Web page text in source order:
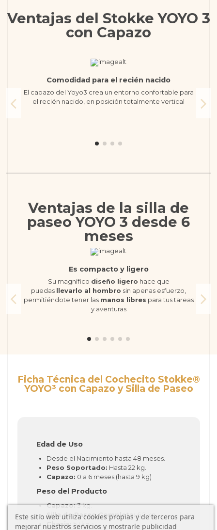
Ventajas del Stokke YOYO 3
con Capazo
Comodidad para el recién nacido
El capazo del Yoyo3 crea un entorno confortable para
el recién nacido, en posición totalmente vertical
Ventajas de la silla de
paseo YOYO 3 desde 6
meses
Es compacto y ligero
Su magnífico diseño ligero hace que
puedas llevarlo al hombro sin apenas esfuerzo,
permitiéndote tener las manos libres para tus tareas
y aventuras
Ficha Técnica del Cochecito Stokke®
YOYO³ con Capazo y Silla de Paseo
Edad de Uso
Desde el Nacimiento hasta 48 meses.
Peso Soportado: Hasta 22 kg.
Capazo: 0 a 6 meses (hasta 9 kg)
Peso del Producto
Capazo:3 kg.
Silla de Paseo Completa: 6.2 kg.
Chasis: 5.1 kg.
Este sitio web utiliza cookies propias y de terceros para
mejorar nuestros servicios y mostrarle publicidad